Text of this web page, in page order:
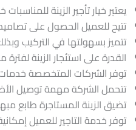
يعتبر خيار تأجير الزينة
تتيح للعميل الحصول على
تتميز بسهولتها في التركيب
القدرة على استئجار الزينة
توفر الشركات المتخصصة خدمات
تتحمل الشركة مهمة توصيل
تضيق الزينة المستاجرة طابع
توفر خدمة التاجير للعميل